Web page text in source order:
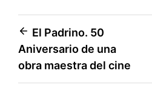
Navegación
de
El Padrino. 50
Aniversario de una
obra maestra del cine